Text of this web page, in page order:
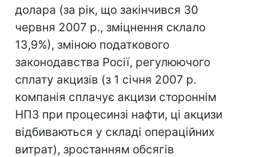
долара (за рік, що закінчився 30
червня 2007 р., зміцнення склало
13,9%), зміною податкового
законодавства Росії, регулюючого
сплату акцизів (з 1 січня 2007 р.
компанія сплачує акцизи стороннім
НПЗ при процесинзі нафти, ці акцизи
відбиваються у складі операційних
витрат), зростанням обсягів